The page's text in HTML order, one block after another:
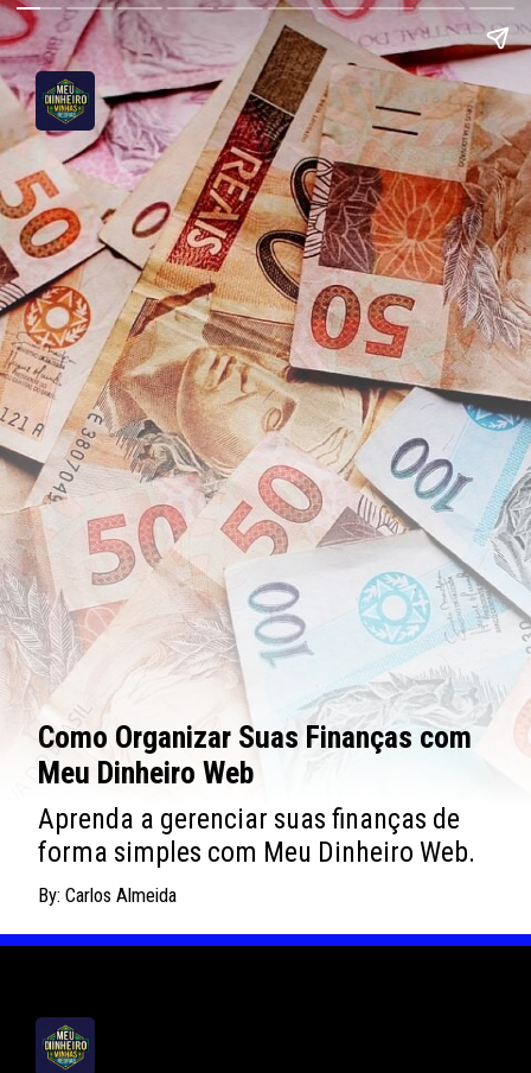
Como Organizar Suas Finanças com
Meu Dinheiro Web
Aprenda a gerenciar suas finanças de
forma simples com Meu Dinheiro Web.
By: Carlos Almeida